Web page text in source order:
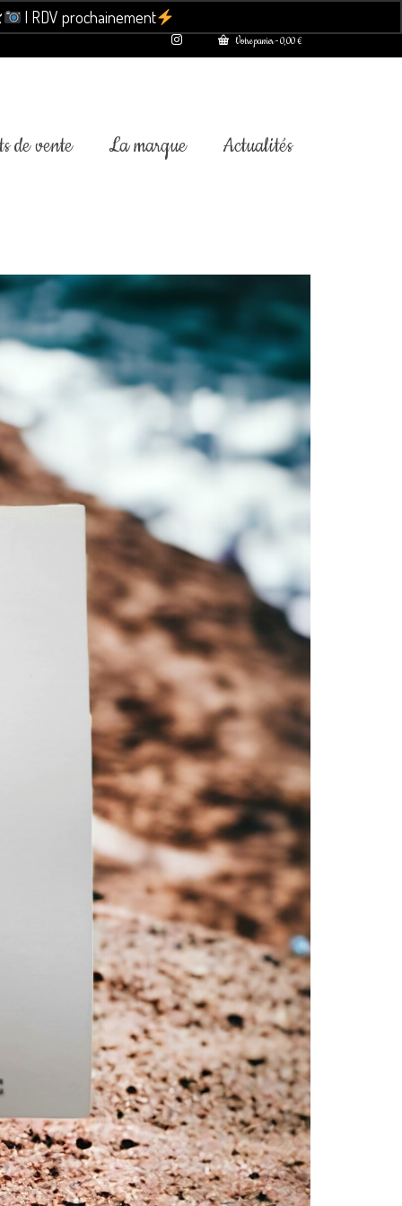
| RDV prochainement
Votre panier-0,00€
de vente La marque Actualités